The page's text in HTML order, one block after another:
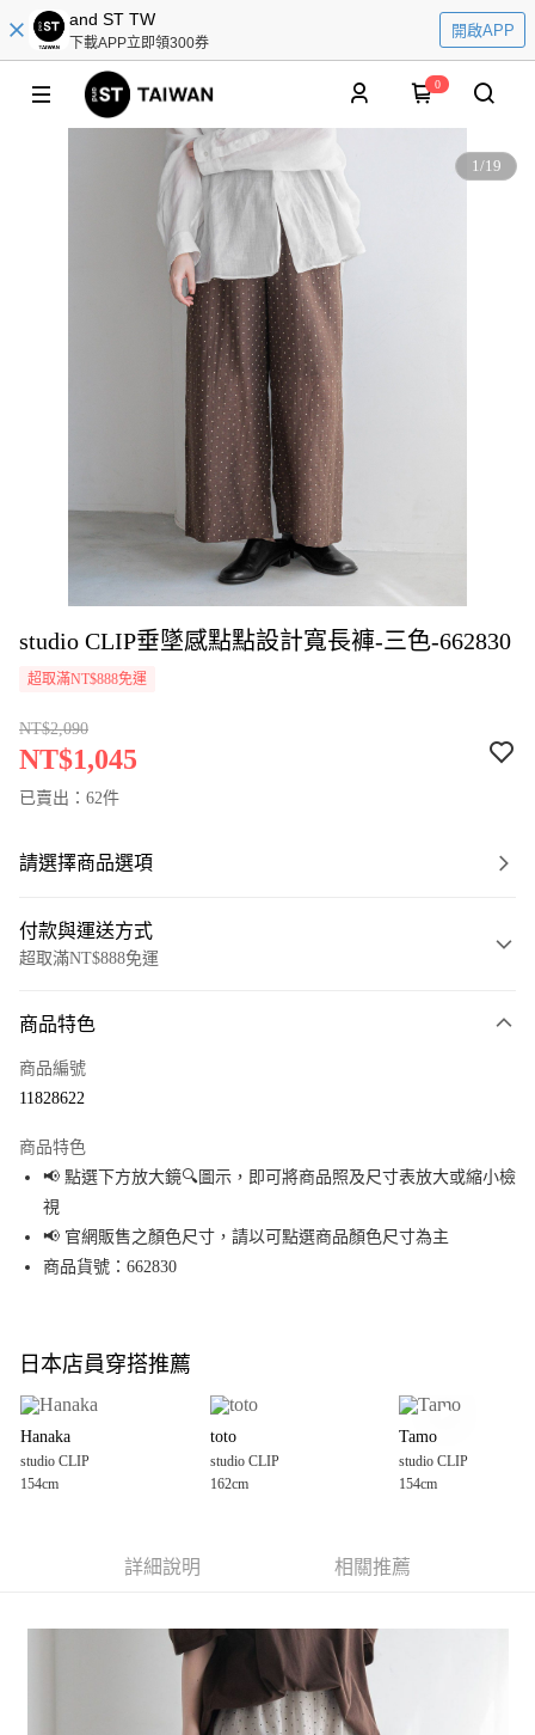
and ST TW
下載APP立即領300券
開啟APP
0
1/19
studio CLIP垂墜感點點設計寬長褲-三色-662830
超取滿NT$888免運
NT$2,090
NT$1,045
已賣出：62件
請選擇商品選項
付款與運送方式
超取滿NT$888免運
信用卡一次付款
Apple Pay
街口支付
悠遊付
全盈+PAY
大哥付你分期
1.本服務由台灣大哥大提供，台灣大哥大用戶可立即使用無須另外申請。
2.付款方式選擇「大哥付你分期」，訂單成立後會自動跳轉到大哥付的交易
3.實際核准額度、可分期數及費用金額請依後續交易確認頁面所載為準。
4.訂單成立30分鐘內，如未前往確認交易或遇審核未通過，訂單將自動取
1.分期款項不併入電信帳單，「大哥付你分期」於每月結算日後寄送繳費提
2.透過簡訊連結打開帳單後，可選擇「超商條碼／台灣大直營門市／銀行轉
帳／街口支付／iPASS MONEY」等通路繳費。
AFTEE先享後付
３．安心：先確認商品／服務後，再付款。
【「AFTEE先享後付」結帳流程】
１．於結帳方式選擇「AFTEE先享後付」後，將跳轉至「AFTEE先享後付」
結帳頁面，進行簡訊認證並確認金額後，即可完成結帳。
每筆NT$80，滿NT$888(含以上)免運費
每筆NT$80，滿NT$888(含以上)免運費
商品特色
商品編號
11828622
商品特色
📢 點選下方放大鏡🔍圖示，即可將商品照及尺寸表放大或縮小檢
視
📢 官網販售之顏色尺寸，請以可點選商品顏色尺寸為主
商品貨號：662830
日本店員穿搭推薦
Hanaka
studio CLIP
154cm
toto
studio CLIP
162cm
Tamo
studio CLIP
154cm
詳細說明 相關推薦